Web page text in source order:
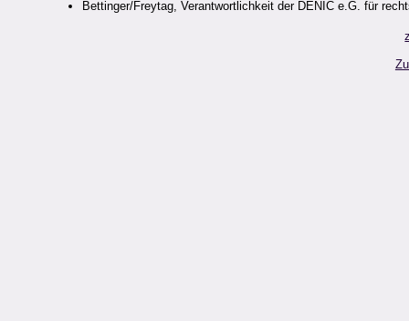
Bettinger/Freytag, Verantwortlichkeit der DENIC e.G. für